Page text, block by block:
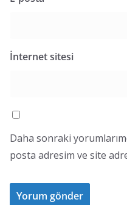
İnternet sitesi
Daha sonraki
posta adresim ve site